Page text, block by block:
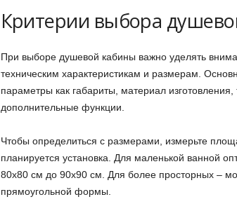
Критерии выбора
При выборе душевой кабины важно уделять
техническим характеристикам и размерам.
параметры как габариты, материал
дополнительные функции.
Чтобы определиться с размерами, измерьте
планируется установка. Для маленькой ванной
80х80 см до 90х90 см. Для более просторных –
прямоугольной формы.